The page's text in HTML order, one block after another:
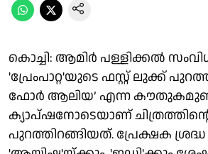
കൊച്ചി: ആമിർ പള്ളിക്കൽ
'പ്രേംപാറ്റ'യുടെ ഫസ്റ്റ് ലുക്ക്
ഫോർ ആലിയ’ എന്ന
ക്യാപ്ഷനോടെയാണ്
പുറത്തിറങ്ങിയത്. പ്രേക്ഷക